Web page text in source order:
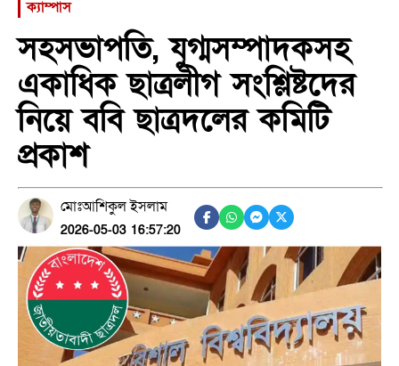
ক্যাম্পাস
সহসভাপতি, যুগ্মসম্পাদকসহ
একাধিক ছাত্রলীগ সংশ্লিষ্টদের
নিয়ে ববি ছাত্রদলের কমিটি
প্রকাশ
মোঃআশিকুল ইসলাম
2026-05-03 16:57:20